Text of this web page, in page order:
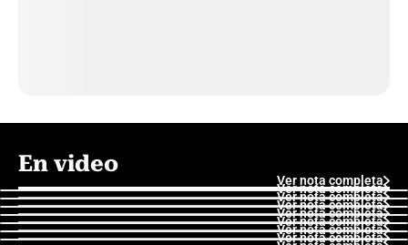
En video
Ver nota completa
Ver nota completa
Ver nota completa
Ver nota completa
Ver nota completa
Ver nota completa
Ver nota completa
Ver nota completa